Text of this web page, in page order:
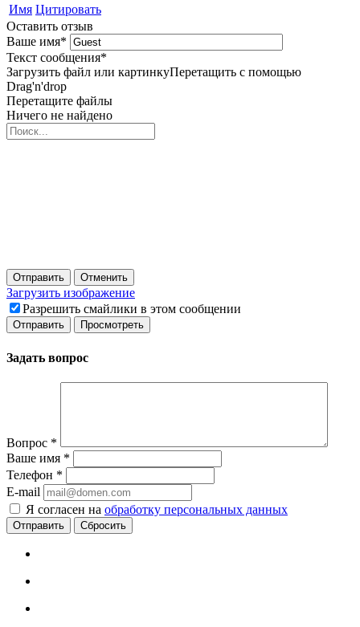
Имя Цитировать
Оставить отзыв
Ваше имя*
Текст сообщения*
Загрузить файл или картинкуПеретащить с помощью
Drag'n'drop
Перетащите файлы
Ничего не найдено
Отправить Отменить
Загрузить изображение
Разрешить смайлики в этом сообщении
Задать вопрос
Вопрос *
Ваше имя *
Телефон *
E-mail
Я согласен на обработку персональных данных
Сбросить